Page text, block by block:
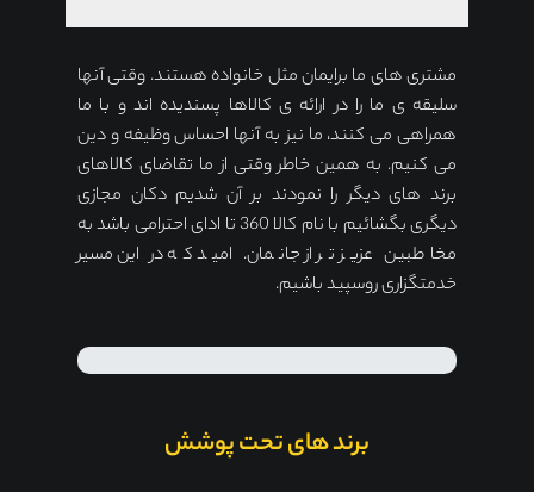
مشتری های ما برایمان مثل خانواده هستند. وقتی آنها
سلیقه ی ما را در ارائه ی کالاها پسندیده اند و با ما
همراهی می کنند، ما نیز به آنها احساس وظیفه و دین
می کنیم. به همین خاطر وقتی از ما تقاضای کالاهای
برند های دیگر را نمودند بر آن شدیم دکان مجازی
دیگری بگشائیم با نام کالا 360 تا ادای احترامی باشد به
مخاطبین عزیز تر از جانمان. امید که در این مسیر
خدمتگزاری روسپید باشیم.
برند های تحت پوشش